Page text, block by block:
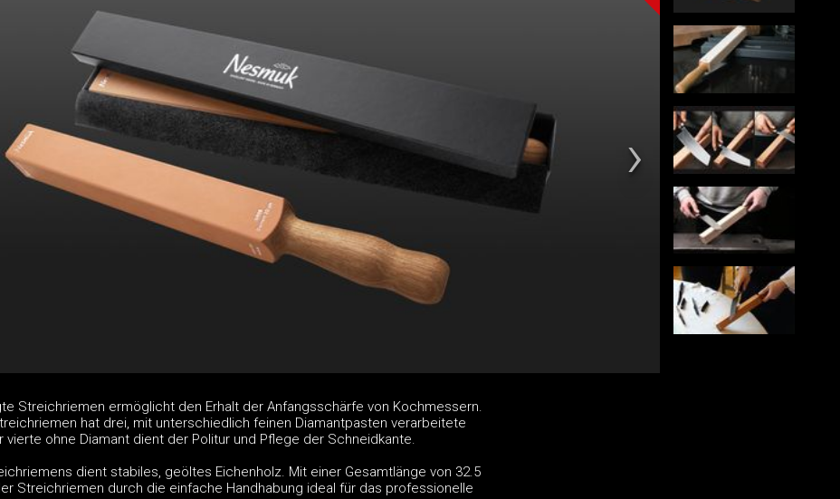
Streichriemen ermöglicht den Erhalt der Anfangsschärfe von Kochmessern.
hat drei, mit unterschiedlich feinen Diamantpasten verarbeitete
vierte ohne Diamant dient der Politur und Pflege der Schneidkante.
dient stabiles, geöltes Eichenholz. Mit einer Gesamtlänge von 32.5
Streichriemen durch die einfache Handhabung ideal für das professionelle